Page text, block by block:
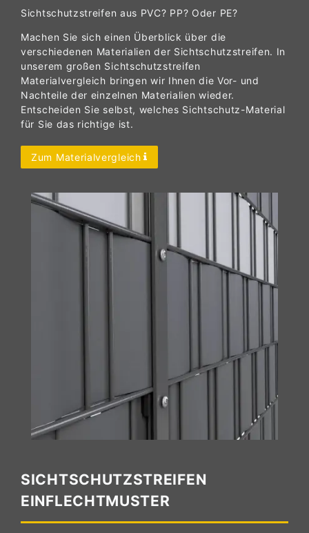
Sichtschutzstreifen aus PVC? PP? Oder PE?
Machen Sie sich einen Überblick über die
verschiedenen Materialien der Sichtschutzstreifen. In
unserem großen Sichtschutzstreifen
Materialvergleich bringen wir Ihnen die Vor- und
Nachteile der einzelnen Materialien wieder.
Entscheiden Sie selbst, welches Sichtschutz-Material
für Sie das richtige ist.
Zum Materialvergleich
SICHTSCHUTZSTREIFEN
EINFLECHTMUSTER